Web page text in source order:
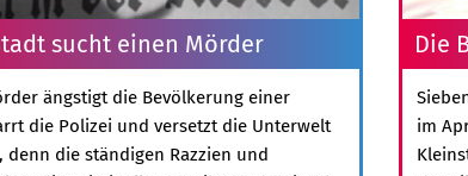
sucht einen Mörder
ängstigt die Bevölkerung einer
die Polizei und versetzt die Unterwelt
denn die ständigen Razzien und
Die
im